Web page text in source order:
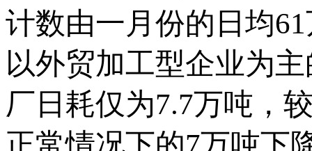
计数由一月份的日均
以外贸加工型企业为
厂日耗仅为7.7万吨，
正常情况下的7万吨下